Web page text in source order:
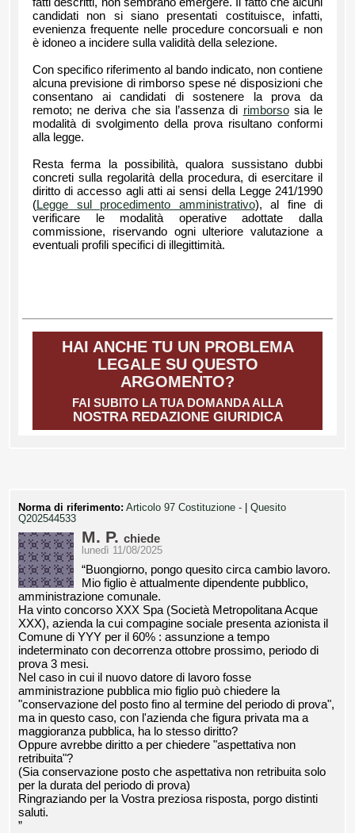
candidati non si siano presentati costituisce, infatti,
evenienza frequente nelle procedure concorsuali e non
è idoneo a incidere sulla validità della selezione.
Con specifico riferimento al bando indicato, non contiene
alcuna previsione di rimborso spese né disposizioni che
consentano ai candidati di sostenere la prova da
remoto; ne deriva che sia l’assenza di rimborsosia le
modalità di svolgimento della prova risultano conformi
alla legge.
Resta ferma la possibilità, qualora sussistano dubbi
concreti sulla regolarità della procedura, di esercitare il
diritto di accesso agli atti ai sensi della Legge 241/1990
(Legge sul procedimento amministrativo), al fine di
verificare le modalità operative adottate dalla
commissione, riservando ogni ulteriore valutazione a
eventuali profili specifici di illegittimità.
HAI ANCHE TU UN PROBLEMA
LEGALE SU QUESTO
ARGOMENTO?
FAI SUBITO LA TUA DOMANDA ALLA
NOSTRA REDAZIONE GIURIDICA
Norma di riferimento: Articolo 97 Costituzione -
Quesito
Q202544533
M. P. chiede
lunedì 11/08/2025
“Buongiorno, pongo quesito circa cambio lavoro.
Mio figlio è attualmente dipendente pubblico,
amministrazione comunale.
Ha vinto concorso XXX Spa (Società Metropolitana Acque
XXX), azienda la cui compagine sociale presenta azionista il
Comune di YYY per il 60% : assunzione a tempo
indeterminato con decorrenza ottobre prossimo, periodo di
prova 3 mesi.
Nel caso in cui il nuovo datore di lavoro fosse
amministrazione pubblica mio figlio può chiedere la
"conservazione del posto fino al termine del periodo di prova",
ma in questo caso, con l'azienda che figura privata ma a
maggioranza pubblica, ha lo stesso diritto?
Oppure avrebbe diritto a per chiedere "aspettativa non
retribuita"?
(Sia conservazione posto che aspettativa non retribuita solo
per la durata del periodo di prova)
Ringraziando per la Vostra preziosa risposta, porgo distinti
saluti.
”